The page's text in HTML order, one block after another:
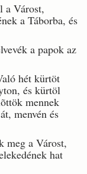
a Várost,
a Táborba, és
a papok az
hét kürtöt
és kürtöl
mennek
menvén és
meg a Várost,
hat